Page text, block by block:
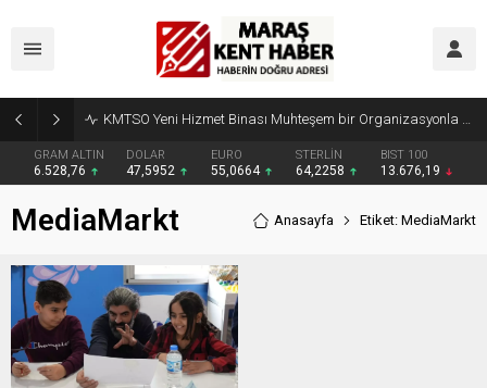
KMTSO Yeni Hizmet Binası Muhteşem bir Organizasyonla Açıldı
GRAM ALTIN
6.528,76
DOLAR
47,5952
EURO
55,0664
STERLİN
64,2258
BIST 100
13.676,19
MediaMarkt Anasayfa Etiket: MediaMarkt